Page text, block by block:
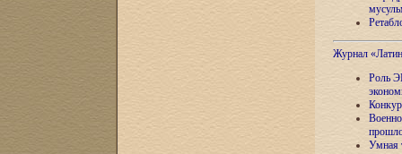
Журнал
Роль
Умная